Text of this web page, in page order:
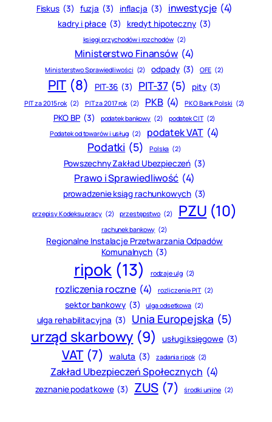
Fiskus (3) fuzja (3) inflacja (3) inwestycje (4)
kadry i płace (3) kredyt hipoteczny (3)
księgi przychodów i rozchodów (2)
Ministerstwo Finansów (4)
Ministerstwo Sprawiedliwości (2) odpady (3) OFE (2)
PIT (8) PIT-36 (3) PIT-37 (5) pity (3)
PIT za 2015 rok (2) PIT za 2017 rok (2) PKB (4) PKO Bank Polski (2)
PKO BP (3) podatek bankowy (2) podatek CIT (2)
Podatek od towarów i usług (2) podatek VAT (4)
Podatki (5) Polska (2)
Powszechny Zakład Ubezpieczeń (3)
Prawo i Sprawiedliwość (4)
prowadzenie ksiąg rachunkowych (3)
przepisy Kodeksu pracy (2) przestępstwo (2) PZU (10)
rachunek bankowy (2)
Regionalne Instalacje Przetwarzania Odpadów
Komunalnych (3)
ripok (13) rodzaje ulg (2)
rozliczenia roczne (4) rozliczenie PIT (2)
sektor bankowy (3) ulga odsetkowa (2)
ulga rehabilitacyjna (3) Unia Europejska (5)
urząd skarbowy (9) usługi księgowe (3)
VAT (7) waluta (3) zadania ripok (2)
Zakład Ubezpieczeń Społecznych (4)
zeznanie podatkowe (3) ZUS (7) środki unijne (2)